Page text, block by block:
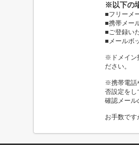
※以下の
■フリーメ
■携帯メー
■ご登録い
■メールボ
※ドメイン
ださい。
※携帯電話
否設定をし
確認メール
お手数です